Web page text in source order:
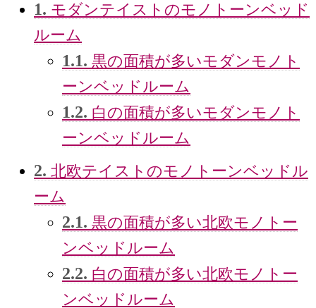
1. モダンテイストのモノトーンベッド
ルーム
1.1. 黒の面積が多いモダンモノト
ーンベッドルーム
1.2. 白の面積が多いモダンモノト
ーンベッドルーム
2. 北欧テイストのモノトーンベッドル
ーム
2.1. 黒の面積が多い北欧モノトー
ンベッドルーム
2.2. 白の面積が多い北欧モノトー
ンベッドルーム